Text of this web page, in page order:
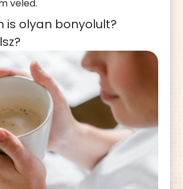
veled.
is olyan bonyolult?